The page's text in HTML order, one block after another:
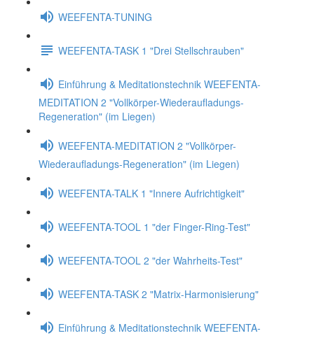
WEEFENTA-TUNING
WEEFENTA-TASK 1 "Drei Stellschrauben"
Einführung & Meditationstechnik WEEFENTA-
MEDITATION 2 "Vollkörper-Wiederaufladungs-
Regeneration" (im Liegen)
WEEFENTA-MEDITATION 2 "Vollkörper-
Wiederaufladungs-Regeneration" (im Liegen)
WEEFENTA-TALK 1 "Innere Aufrichtigkeit"
WEEFENTA-TOOL 1 "der Finger-Ring-Test"
WEEFENTA-TOOL 2 "der Wahrheits-Test"
WEEFENTA-TASK 2 "Matrix-Harmonisierung"
Einführung & Meditationstechnik WEEFENTA-